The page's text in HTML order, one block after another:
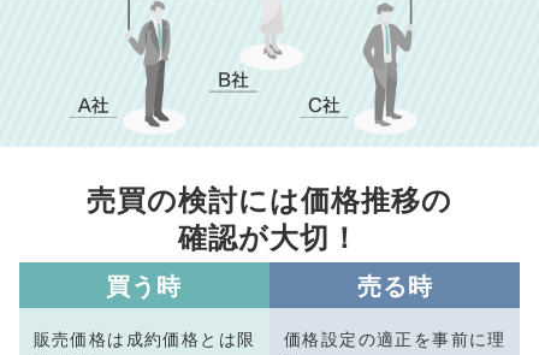
売買の検討には価格推移の
確認が大切！
買う時
販売価格は成約価格とは限
売る時
価格設定の適正を事前に理